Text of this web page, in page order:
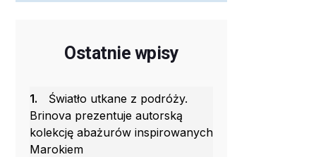
Ostatnie wpisy
1.
Światło utkane z podróży.
Brinova prezentuje autorską
kolekcję abażurów inspirowanych
Marokiem